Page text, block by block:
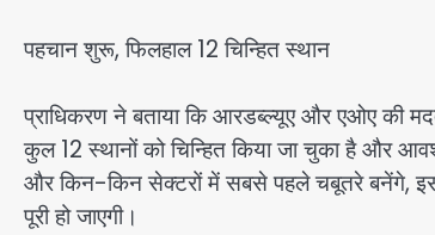
पहचान शुरू, फिलहाल 12 चिन्हित स्थान
प्राधिकरण ने बताया कि आरडब्ल्यूए और एओए की
कुल 12 स्थानों को चिन्हित किया जा चुका है और
और किन-किन सेक्टरों में सबसे पहले चबूतरे बनेंगे, इस
पूरी हो जाएगी।